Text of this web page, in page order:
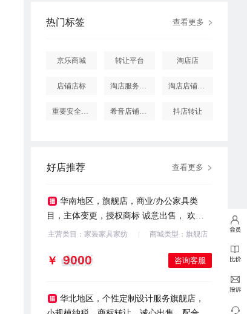
热门标签 查看更多
京乐商城 转让平台 淘店店
店铺店标 淘店服务市场 淘店店铺怎么投诉
重要安全提醒 希音店铺购买 抖店转让
好店推荐 查看更多
华南地区，旗舰店，商业/办公家具类
目，主体变更，授权商标 诚意出售， 欢迎
咨询
主营类目：家装家具家纺 商城类型：旗舰店
￥ 咨询客服
华北地区，个性定制设计服务旗舰店，